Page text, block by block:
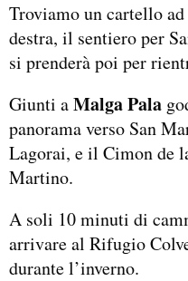
Troviamo un cartello
destra, il sentiero per
si prenderà poi per
Giunti aMalga Pala
panorama verso San
Lagorai, e il Cimon de
Martino.
A soli 10 minuti di
arrivare al Rifugio
durante l’inverno.